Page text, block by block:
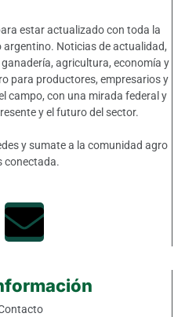
estar actualizado con toda la
Noticias de actualidad,
agricultura, economía y
para productores, empresarios y
campo, con una mirada federal y
y el futuro del sector.
y sumate a la comunidad agro
conectada.